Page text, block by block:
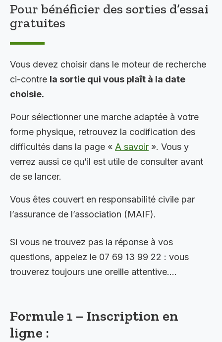
Pour bénéficier des sorties d’essai
gratuites
Vous devez choisir dans le moteur de recherche
ci-contre la sortie qui vous plaît à la date
choisie.
Pour sélectionner une marche adaptée à votre
forme physique, retrouvez la codification des
difficultés dans la page « A savoir ». Vous y
verrez aussi ce qu’il est utile de consulter avant
de se lancer.
Vous êtes couvert en responsabilité civile par
l’assurance de l’association (MAIF).
Si vous ne trouvez pas la réponse à vos
questions, appelez le 07 69 13 99 22 : vous
trouverez toujours une oreille attentive….
Formule 1 – Inscription en
ligne :